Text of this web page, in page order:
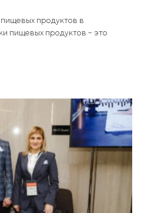
продуктов в
пищевых продуктов – это